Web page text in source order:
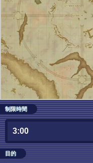
制限時間
3:00
目的